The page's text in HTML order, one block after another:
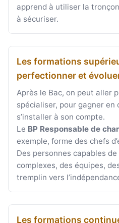
apprend à utiliser la
à sécuriser.
Les formations
perfectionner et
Après le Bac, on peut aller
spécialiser, pour gagner en
s’installer à son compte.
Le BP Responsable de
exemple, forme des chefs
Des personnes capables
complexes, des équipes,
tremplin vers
Les formations